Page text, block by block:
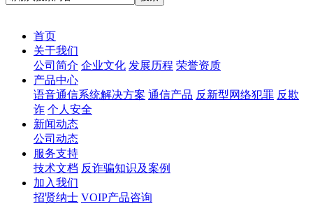
首页
关于我们
公司简介 企业文化 发展历程 荣誉资质
产品中心
语音通信系统解决方案 通信产品 反新型网络犯罪 反欺
诈 个人安全
新闻动态
公司动态
服务支持
技术文档 反诈骗知识及案例
加入我们
招贤纳士 VOIP产品咨询